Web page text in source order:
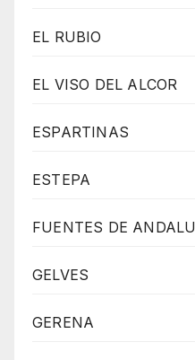
EL RUBIO
EL VISO DEL ALCOR
ESPARTINAS
ESTEPA
FUENTES DE
GELVES
GERENA